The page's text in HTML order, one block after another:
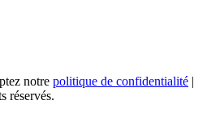
notre politique de confidentialité |
réservés.